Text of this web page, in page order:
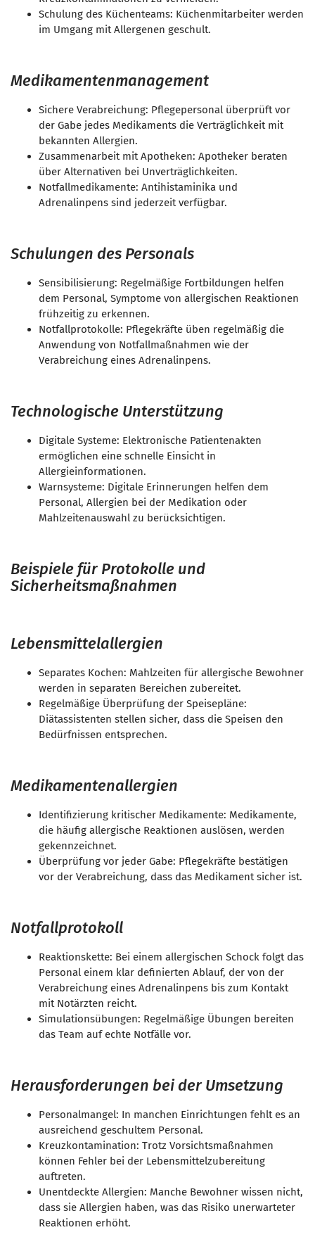
Schulung des Küchenteams: Küchenmitarbeiter werden
im Umgang mit Allergenen geschult.
Medikamentenmanagement
Sichere Verabreichung: Pflegepersonal überprüft vor
der Gabe jedes Medikaments die Verträglichkeit mit
bekannten Allergien.
Zusammenarbeit mit Apotheken: Apotheker beraten
über Alternativen bei Unverträglichkeiten.
Notfallmedikamente: Antihistaminika und
Adrenalinpens sind jederzeit verfügbar.
Schulungen des Personals
Sensibilisierung: Regelmäßige Fortbildungen helfen
dem Personal, Symptome von allergischen Reaktionen
frühzeitig zu erkennen.
Notfallprotokolle: Pflegekräfte üben regelmäßig die
Anwendung von Notfallmaßnahmen wie der
Verabreichung eines Adrenalinpens.
Technologische Unterstützung
Digitale Systeme: Elektronische Patientenakten
ermöglichen eine schnelle Einsicht in
Allergieinformationen.
Warnsysteme: Digitale Erinnerungen helfen dem
Personal, Allergien bei der Medikation oder
Mahlzeitenauswahl zu berücksichtigen.
Beispiele für Protokolle und
Sicherheitsmaßnahmen
Lebensmittelallergien
Separates Kochen: Mahlzeiten für allergische Bewohner
werden in separaten Bereichen zubereitet.
Regelmäßige Überprüfung der Speisepläne:
Diätassistenten stellen sicher, dass die Speisen den
Bedürfnissen entsprechen.
Medikamentenallergien
Identifizierung kritischer Medikamente: Medikamente,
die häufig allergische Reaktionen auslösen, werden
gekennzeichnet.
Überprüfung vor jeder Gabe: Pflegekräfte bestätigen
vor der Verabreichung, dass das Medikament sicher ist.
Notfallprotokoll
Reaktionskette: Bei einem allergischen Schock folgt das
Personal einem klar definierten Ablauf, der von der
Verabreichung eines Adrenalinpens bis zum Kontakt
mit Notärzten reicht.
Simulationsübungen: Regelmäßige Übungen bereiten
das Team auf echte Notfälle vor.
Herausforderungen bei der Umsetzung
Personalmangel: In manchen Einrichtungen fehlt es an
ausreichend geschultem Personal.
Kreuzkontamination: Trotz Vorsichtsmaßnahmen
können Fehler bei der Lebensmittelzubereitung
auftreten.
Unentdeckte Allergien: Manche Bewohner wissen nicht,
dass sie Allergien haben, was das Risiko unerwarteter
Reaktionen erhöht.